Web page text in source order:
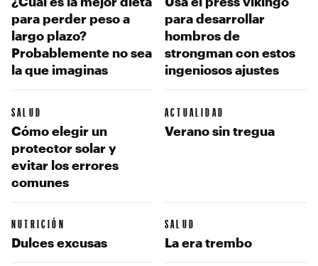
para perder peso a
largo plazo?
Probablemente no sea
la que imaginas
para desarrollar
hombros de
strongman con estos
ingeniosos ajustes
SALUD
Cómo elegir un
protector solar y
evitar los errores
comunes
ACTUALIDAD
Verano sin tregua
NUTRICIÓN
Dulces excusas
SALUD
La era trembo